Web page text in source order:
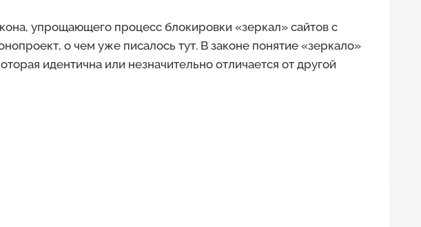
упрощающего процесс блокировки «зеркал» сайтов с
о чем уже писалось тут. В законе понятие «зеркало»
идентична или незначительно отличается от другой